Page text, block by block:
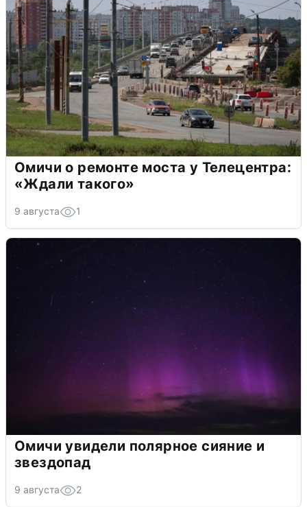
Омичи о ремонте моста у Телецентра:
«Ждали такого»
9 августа 1
Омичи увидели полярное сияние и
звездопад
9 августа 2